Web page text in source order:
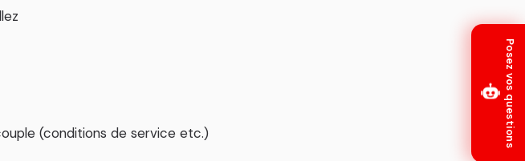
(conditions de service etc.)
Posez vos questions